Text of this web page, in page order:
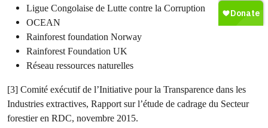
Ligue Congolaise de Lutte contre la Corruption
OCEAN
Rainforest foundation Norway
Rainforest Foundation UK
Réseau ressources naturelles
[3] Comité exécutif de l’Initiative pour la Transparence dans les
Industries extractives, Rapport sur l’étude de cadrage du Secteur
forestier en RDC, novembre 2015.